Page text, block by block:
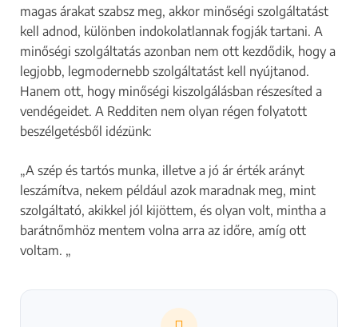
magas árakat szabsz meg, akkor minőségi szolgáltatást
kell adnod, különben indokolatlannak fogják tartani. A
minőségi szolgáltatás azonban nem ott kezdődik, hogy a
legjobb, legmodernebb szolgáltatást kell nyújtanod.
Hanem ott, hogy minőségi kiszolgálásban részesíted a
vendégeidet. A Redditen nem olyan régen folyatott
beszélgetésből idézünk:
„A szép és tartós munka, illetve a jó ár érték arányt
leszámítva, nekem például azok maradnak meg, mint
szolgáltató, akikkel jól kijöttem, és olyan volt, mintha a
barátnőmhöz mentem volna arra az időre, amíg ott
voltam. „